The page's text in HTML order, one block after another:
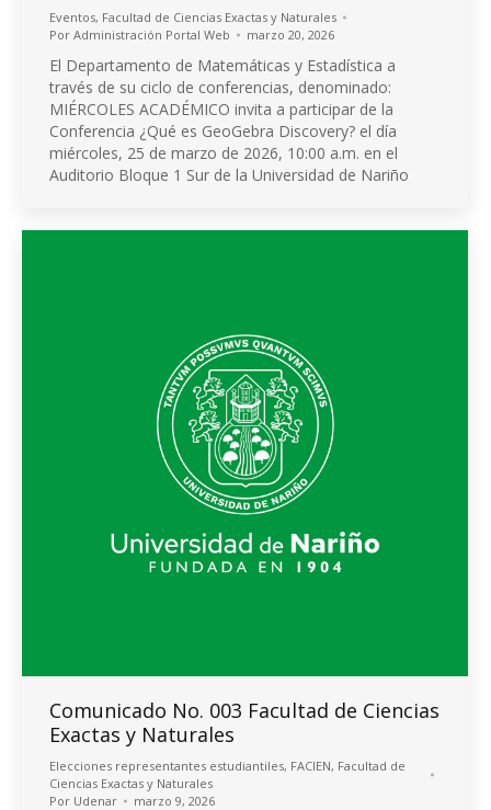
Eventos, Facultad de Ciencias Exactas y Naturales
Por Administración Portal Web marzo 20, 2026
El Departamento de Matemáticas y Estadística a
través de su ciclo de conferencias, denominado:
MIÉRCOLES ACADÉMICO invita a participar de la
Conferencia ¿Qué es GeoGebra Discovery? el día
miércoles, 25 de marzo de 2026, 10:00 a.m. en el
Auditorio Bloque 1 Sur de la Universidad de Nariño
Comunicado No. 003 Facultad de Ciencias
Exactas y Naturales
Elecciones representantes estudiantiles, FACIEN, Facultad de
Ciencias Exactas y Naturales
Por Udenar marzo 9, 2026